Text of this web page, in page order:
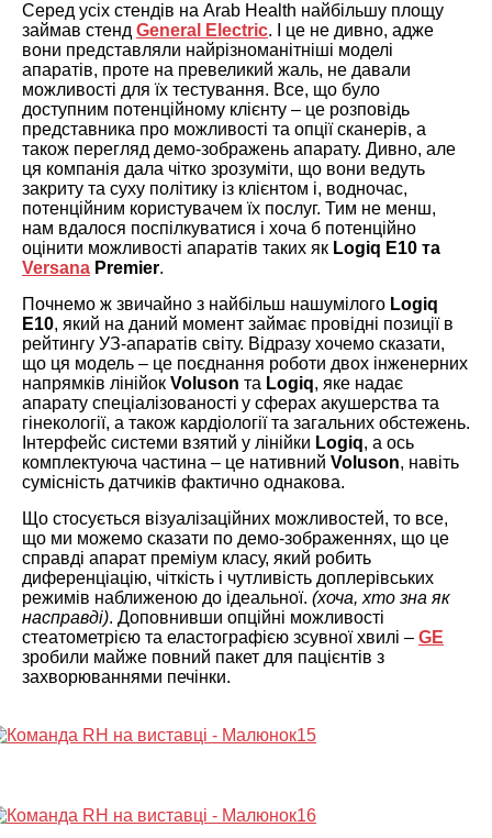
Серед усіх стендів на Arab Health найбільшу площу
займав стенд General Electric. І це не дивно, адже
вони представляли найрізноманітніші моделі
апаратів, проте на превеликий жаль, не давали
можливості для їх тестування. Все, що було
доступним потенційному клієнту – це розповідь
представника про можливості та опції сканерів, а
також перегляд демо-зображень апарату. Дивно, але
ця компанія дала чітко зрозуміти, що вони ведуть
закриту та суху політику із клієнтом і, водночас,
потенційним користувачем їх послуг. Тим не менш,
нам вдалося поспілкуватися і хоча б потенційно
оцінити можливості апаратів таких як Logiq E10 та
Versana Premier.
Почнемо ж звичайно з найбільш нашумілого Logiq
E10, який на даний момент займає провідні позиції в
рейтингу УЗ-апаратів світу. Відразу хочемо сказати,
що ця модель – це поєднання роботи двох інженерних
напрямків лінійок Voluson та Logiq, яке надає
апарату спеціалізованості у сферах акушерства та
гінекології, а також кардіології та загальних обстежень.
Інтерфейс системи взятий у лінійки Logiq, а ось
комплектуюча частина – це нативний Voluson, навіть
сумісність датчиків фактично однакова.
Що стосується візуалізаційних можливостей, то все,
що ми можемо сказати по демо-зображеннях, що це
справді апарат преміум класу, який робить
диференціацію, чіткість і чутливість доплерівських
режимів наближеною до ідеальної. (хоча, хто зна як
насправді). Доповнивши опційні можливості
стеатометрією та еластографією зсувної хвилі – GE
зробили майже повний пакет для пацієнтів з
захворюваннями печінки.